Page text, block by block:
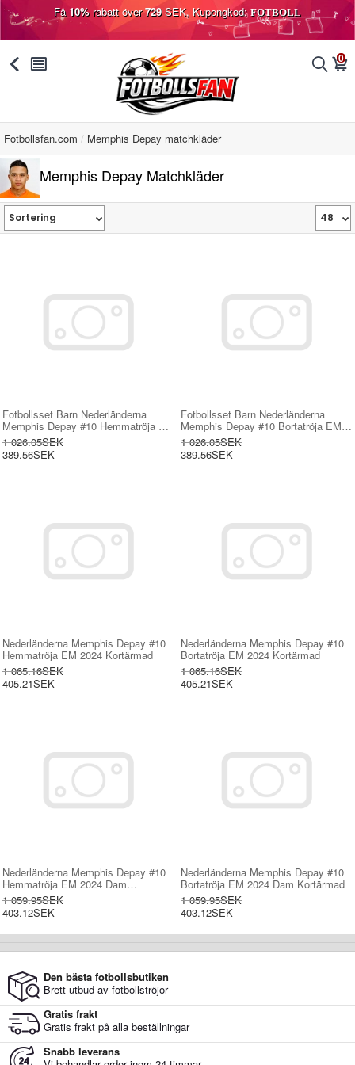
Få10%rabatt över729SEK, Kupongkod: FOTBOLL
󰅯 󰂩 󰂨 0
󰃦
Fotbollsfan.com Memphis Depay matchkläder
Memphis Depay Matchkläder
Fotbollsset Barn Nederländerna
Memphis Depay #10 Hemmatröja EM
2024 Mini-Kit Kortärmad (+ korta
byxor)
1 026.05SEK
389.56SEK
Fotbollsset Barn Nederländerna
Memphis Depay #10 Bortatröja EM
2024 Mini-Kit Kortärmad (+ korta
byxor)
1 026.05SEK
389.56SEK
Nederländerna Memphis Depay #10
Hemmatröja EM 2024 Kortärmad
1 065.16SEK
405.21SEK
Nederländerna Memphis Depay #10
Bortatröja EM 2024 Kortärmad
1 065.16SEK
405.21SEK
Nederländerna Memphis Depay #10
Hemmatröja EM 2024 Dam
Kortärmad
1 059.95SEK
403.12SEK
Nederländerna Memphis Depay #10
Bortatröja EM 2024 Dam Kortärmad
1 059.95SEK
403.12SEK
Den bästa fotbollsbutiken
Brett utbud av fotbollströjor
Gratis frakt
Gratis frakt på alla beställningar
Snabb leverans